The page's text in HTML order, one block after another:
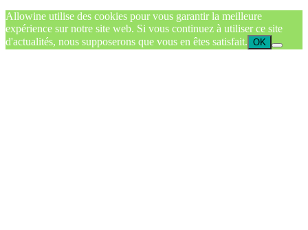
Allowine utilise des cookies pour vous garantir la meilleure
expérience sur notre site web. Si vous continuez à utiliser ce site
d'actualités, nous supposerons que vous en êtes satisfait. OK